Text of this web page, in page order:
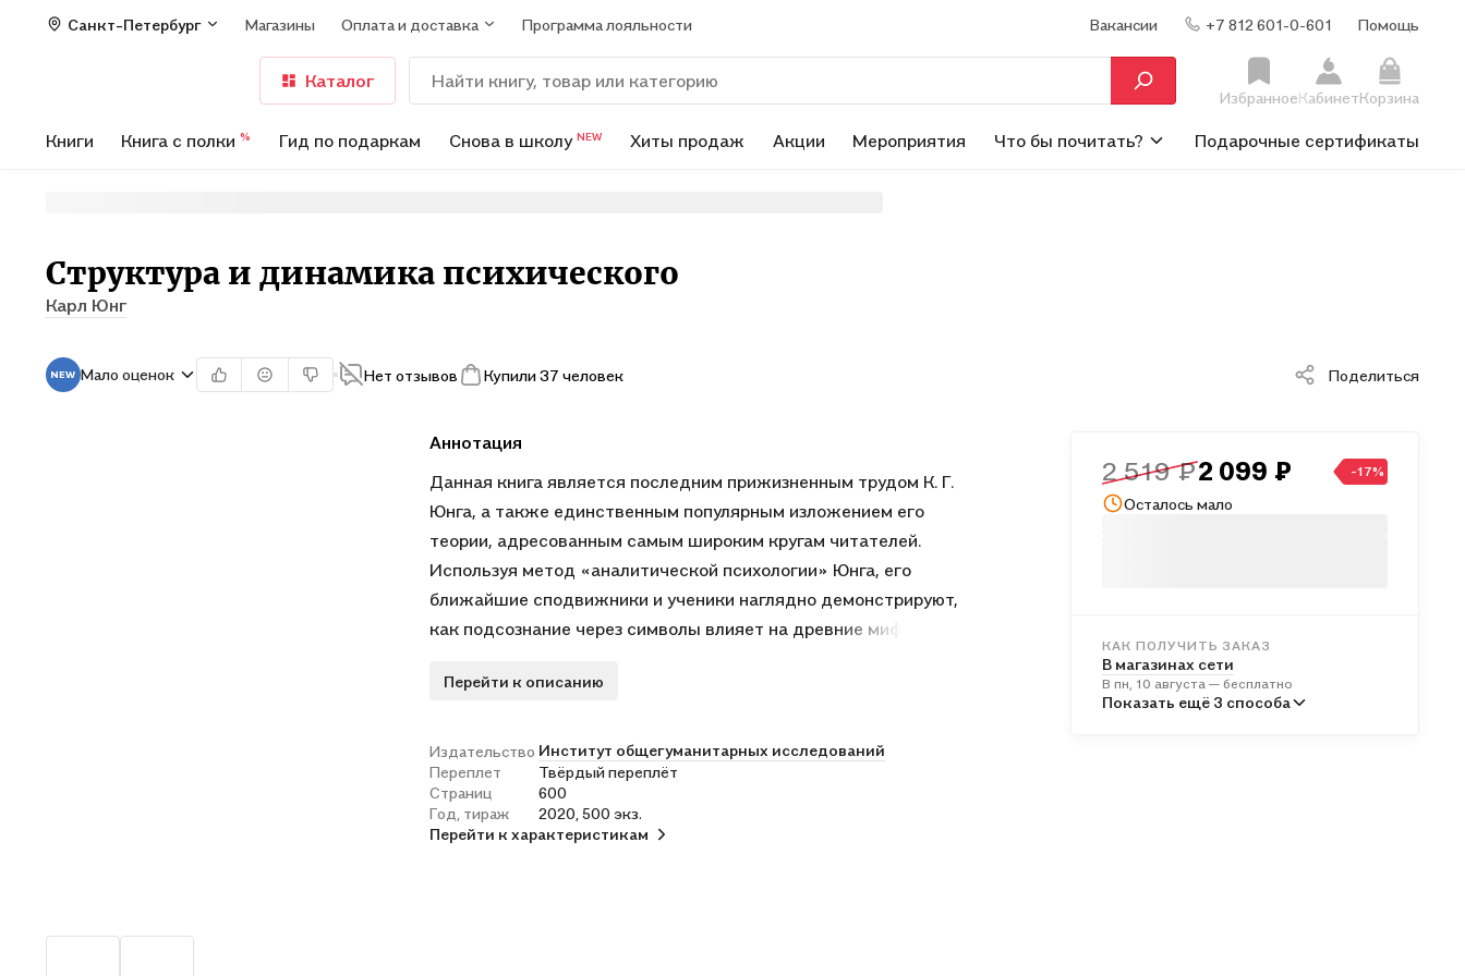
Санкт-Петербург Магазины Оплата и доставка Программа лояльности Вакансии +7 812 601-0-601 Помощь
Каталог
ИзбранноеКабинетКорзина
Книги Книга с полки % Гид по подаркам Снова в школу NEW Хиты продаж Акции Мероприятия Что бы почитать? Подарочные сертификаты
Структура и динамика психического
Карл Юнг
Мало оценок Нет отзывов Купили 37 человек Поделиться
Аннотация
Данная книга является последним прижизненным трудом К. Г.
Юнга, а также единственным популярным изложением его
теории, адресованным самым широким кругам читателей.
Используя метод «аналитической психологии» Юнга, его
ближайшие сподвижники и ученики наглядно демонстрируют,
как подсознание через символы влияет на древние мифы и
путь человека от младенчества до старости.
Перейти к описанию
Издательство Институт общегуманитарных исследований
Переплет
Твёрдый переплёт
Страниц
600
Год, тираж
2020, 500 экз.
Перейти к характеристикам
2 519 ₽2 099 ₽ -17%
Осталось мало
КАК ПОЛУЧИТЬ ЗАКАЗ
В магазинах сети
В пн, 10 августа — бесплатно
В пунктах выдачи
Показать ещё 3 способа